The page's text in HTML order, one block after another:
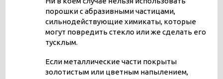
порошки с абразивными частицами,
сильнодействующие химикаты, которые
могут повредить стекло или же сделать его
тусклым.
Если металлические части покрыты
золотистым или цветным напылением,